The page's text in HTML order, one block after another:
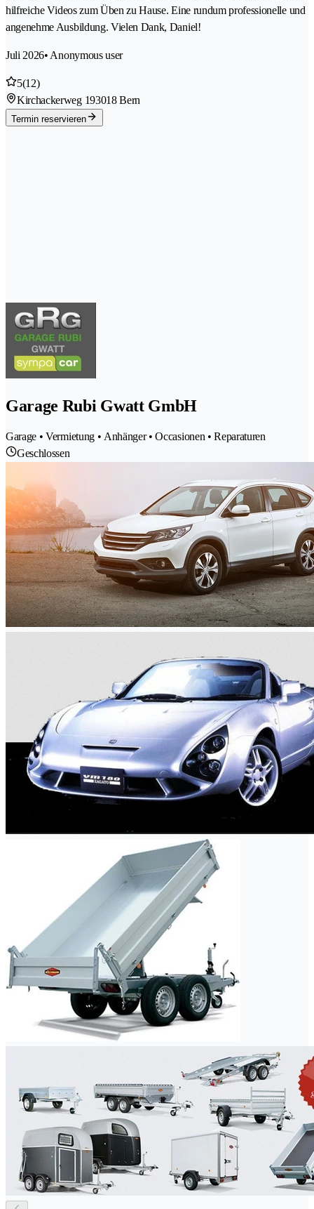
hilfreiche Videos zum Üben zu Hause. Eine rundum professionelle und
angenehme Ausbildung. Vielen Dank, Daniel!
Juli 2026• Anonymous user
5(12)
Kirchackerweg 193018 Bern
Termin reservieren
Garage Rubi Gwatt GmbH
Garage • Vermietung • Anhänger • Occasionen • Reparaturen
Geschlossen